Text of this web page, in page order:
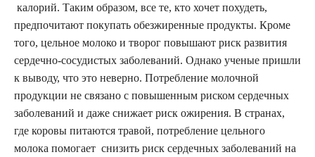
калорий. Таким образом, все те, кто хочет похудеть,
предпочитают покупать обезжиренные продукты. Кроме
того, цельное молоко и творог повышают риск развития
сердечно-сосудистых заболеваний. Однако ученые пришли
к выводу, что это неверно. Потребление молочной
продукции не связано с повышенным риском сердечных
заболеваний и даже снижает риск ожирения. В странах,
где коровы питаются травой, потребление цельного
молока помогает снизить риск сердечных заболеваний на